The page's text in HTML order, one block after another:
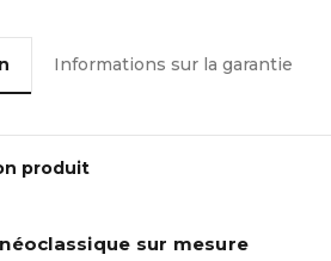
Informations sur la garantie
produit
sur mesure